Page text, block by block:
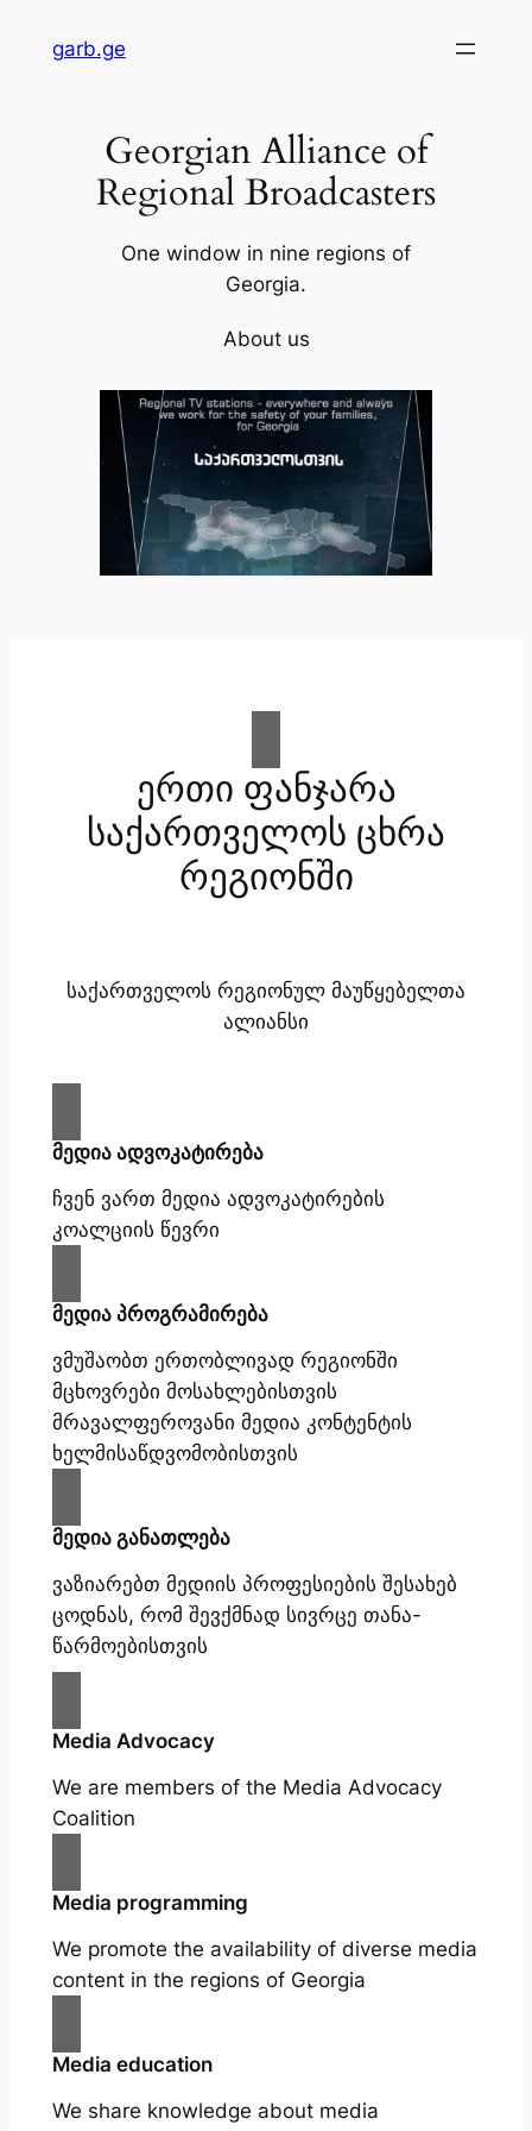
garb.ge
Georgian Alliance of
Regional Broadcasters
One window in nine regions of
Georgia.
About us
ერთი ფანჯარა
საქართველოს ცხრა
რეგიონში
საქართველოს რეგიონულ მაუწყებელთა
ალიანსი
მედია ადვოკატირება
ჩვენ ვართ მედია ადვოკატირების
კოალციის წევრი
მედია პროგრამირება
ვმუშაობთ ერთობლივად რეგიონში
მცხოვრები მოსახლებისთვის
მრავალფეროვანი მედია კონტენტის
ხელმისაწდვომობისთვის
მედია განათლება
ვაზიარებთ მედიის პროფესიების შესახებ
ცოდნას, რომ შევქმნად სივრცე თანა-
წარმოებისთვის
Media Advocacy
We are members of the Media Advocacy
Coalition
Media programming
We promote the availability of diverse media
content in the regions of Georgia
Media education
We share knowledge about media